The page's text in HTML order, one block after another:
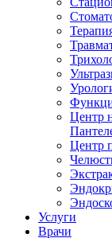
Центр
Центр
Услуги
Врачи